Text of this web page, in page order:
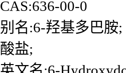
CAS:636-00-0
别名:6-羟基多巴胺
酸盐;